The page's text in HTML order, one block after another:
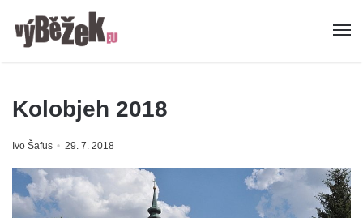
Kolobjeh 2018
Ivo Šafus 29. 7. 2018